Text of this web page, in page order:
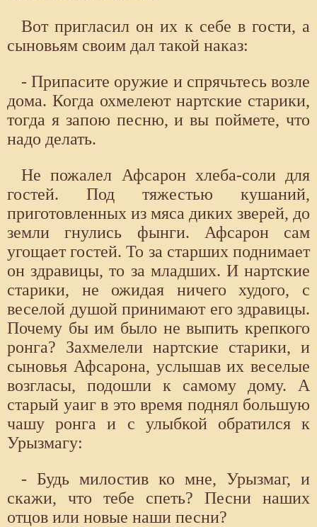
Вот пригласил он их к себе в гости, а
сыновьям своим дал такой наказ:
- Припасите оружие и спрячьтесь возле
дома. Когда охмелеют нартские старики,
тогда я запою песню, и вы поймете, что
надо делать.
Не пожалел Афсарон хлеба-соли для
гостей. Под тяжестью кушаний,
приготовленных из мяса диких зверей, до
земли гнулись фынги. Афсарон сам
угощает гостей. То за старших поднимает
он здравицы, то за младших. И нартские
старики, не ожидая ничего худого, с
веселой душой принимают его здравицы.
Почему бы им было не выпить крепкого
ронга? Захмелели нартские старики, и
сыновья Афсарона, услышав их веселые
возгласы, подошли к самому дому. А
старый уаиг в это время поднял большую
чашу ронга и с улыбкой обратился к
Урызмагу:
- Будь милостив ко мне, Урызмаг, и
скажи, что тебе спеть? Песни наших
отцов или новые наши песни?